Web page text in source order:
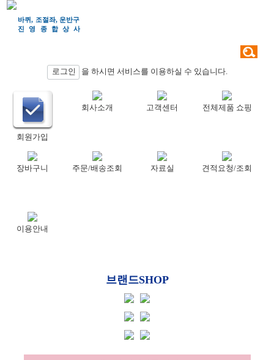
바퀴, 조절좌, 운반구
진영종합상 사
로그인 을 하시면 서비스를 이용하실 수 있습니다.
회원가입
회사소개 고객센터 전체제품 쇼핑
장바구니 주문/배송조회 자료실 견적요청/조회
이용안내
브랜드SHOP